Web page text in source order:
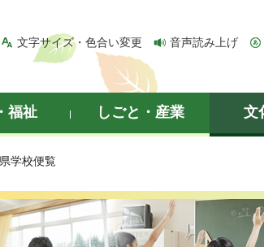
文字サイズ・色合い変更 音声読み上げ
福祉 しごと・産業 文
学校便覧